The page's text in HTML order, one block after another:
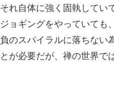
れ自体に強く固執してい
ョギングをやっていても
のスパイラルに落ちない
が必要だが、禅の世界